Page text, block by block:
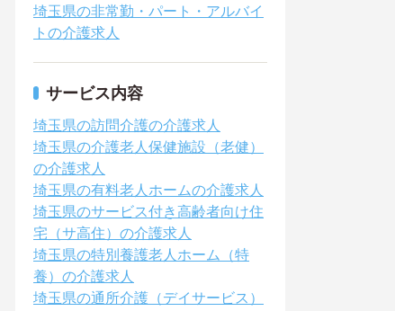
埼玉県の非常勤・パート・アルバイ
トの介護求人
サービス内容
埼玉県の訪問介護の介護求人
埼玉県の介護老人保健施設（老健）
の介護求人
埼玉県の有料老人ホームの介護求人
埼玉県のサービス付き高齢者向け住
宅（サ高住）の介護求人
埼玉県の特別養護老人ホーム（特
養）の介護求人
埼玉県の通所介護（デイサービス）